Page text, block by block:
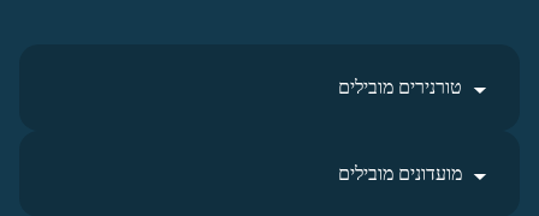
טורנירים מובילים
מועדונים מובילים